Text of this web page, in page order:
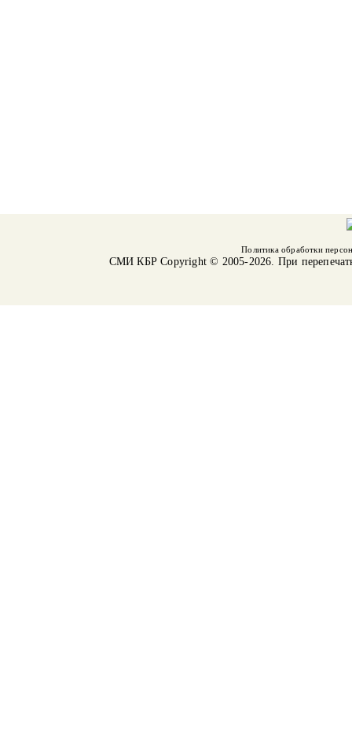
Политика обработки
СМИ КБРCopyright © 2005-2026. При